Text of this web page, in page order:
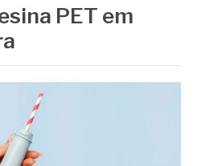
PET em